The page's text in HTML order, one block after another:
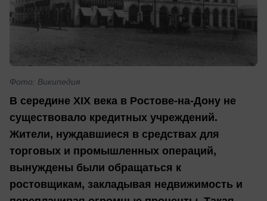
Фото: Википедия
В середине XIX века в Ростове-на-Дону не
существовало кредитных учреждений.
Жители, нуждавшиеся в средствах для
торговых и промышленных операций,
вынуждены были обращаться к
ростовщикам, закладывая недвижимость и